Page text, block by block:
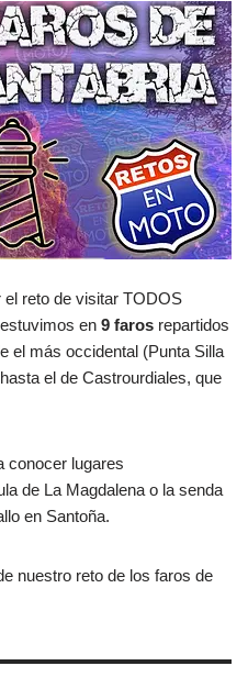
reto de visitar TODOS
en 9 faros repartidos
el más occidental (Punta Silla
el de Castrourdiales, que
conocer lugares
de La Magdalena o la senda
en Santoña.
nuestro reto de los faros de